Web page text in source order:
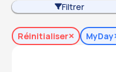
Filtrer
Réinitialiser MyDay